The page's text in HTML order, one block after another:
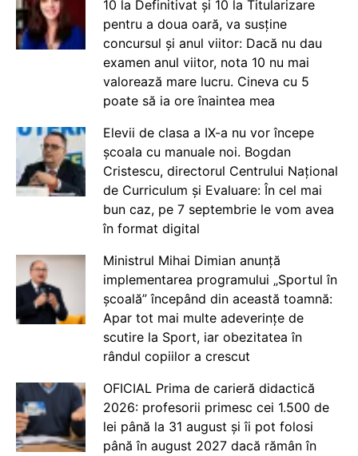
10 la Definitivat și 10 la Titularizare
pentru a doua oară, va susține
concursul și anul viitor: Dacă nu dau
examen anul viitor, nota 10 nu mai
valorează mare lucru. Cineva cu 5
poate să ia ore înaintea mea
Elevii de clasa a IX-a nu vor începe
școala cu manuale noi. Bogdan
Cristescu, directorul Centrului Național
de Curriculum și Evaluare: În cel mai
bun caz, pe 7 septembrie le vom avea
în format digital
Ministrul Mihai Dimian anunță
implementarea programului „Sportul în
școală” începând din această toamnă:
Apar tot mai multe adeverințe de
scutire la Sport, iar obezitatea în
rândul copiilor a crescut
OFICIAL Prima de carieră didactică
2026: profesorii primesc cei 1.500 de
lei până la 31 august și îi pot folosi
până în august 2027 dacă rămân în